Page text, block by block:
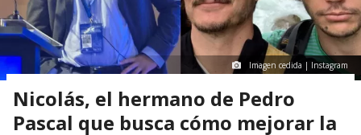
Imagen cedida | Instagram
Nicolás, el hermano de Pedro
Pascal que busca cómo mejorar la